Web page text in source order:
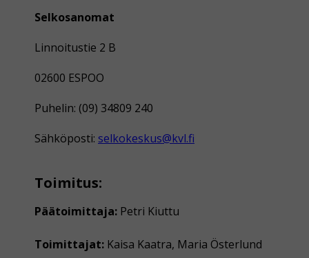
Selkosanomat
Linnoitustie 2 B
02600 ESPOO
Puhelin: (09) 34809 240
Sähköposti: selkokeskus@kvl.fi
Toimitus:
Päätoimittaja: Petri Kiuttu
Toimittajat: Kaisa Kaatra, Maria Österlund